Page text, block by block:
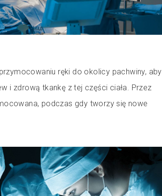
ręki do okolicy pachwiny, aby
i zdrową tkankę z tej części ciała. Przez
podczas gdy tworzy się nowe